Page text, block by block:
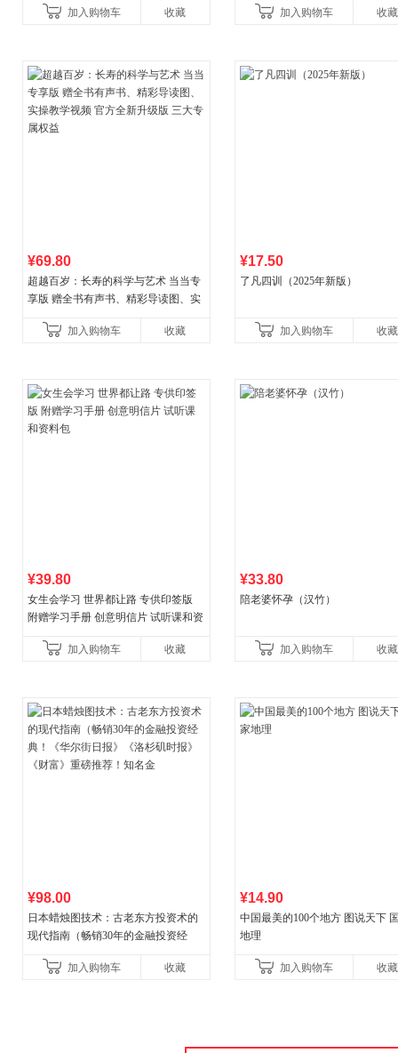
讲透西方思想史，哲学知
加入购物车 收藏
加入购物车
收藏
¥69.80
超越百岁：长寿的科学与艺术 当当专
享版 赠全书有声书、精彩导读图、实
权益
加入购物车 收藏
¥17.50
了凡四训（2025年新版）
加入购物车 收藏
¥39.80
女生会学习 世界都让路 专供印签版
附赠学习手册 创意明信片 试听课和资
加入购物车
收藏
¥33.80
陪老婆怀孕（汉竹）
加入购物车 收藏
¥98.00
日本蜡烛图技术：古老东方投资术的
现代指南（畅销30年的金融投资经
《财富》重磅推荐！知名金
加入购物车 收藏
¥14.90
中国最美的100个地方 图说天下
地理
加入购物车 收藏